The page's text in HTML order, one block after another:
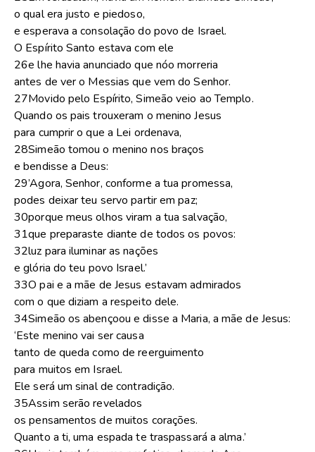
o qual era justo e piedoso,
e esperava a consolação do povo de Israel.
O Espírito Santo estava com ele
26e lhe havia anunciado que nóo morreria
antes de ver o Messias que vem do Senhor.
27Movido pelo Espírito, Simeão veio ao Templo.
Quando os pais trouxeram o menino Jesus
para cumprir o que a Lei ordenava,
28Simeão tomou o menino nos braços
e bendisse a Deus:
29’Agora, Senhor, conforme a tua promessa,
podes deixar teu servo partir em paz;
30porque meus olhos viram a tua salvação,
31que preparaste diante de todos os povos:
32luz para iluminar as nações
e glória do teu povo Israel.’
33O pai e a mãe de Jesus estavam admirados
com o que diziam a respeito dele.
34Simeão os abençoou e disse a Maria, a mãe de Jesus:
‘Este menino vai ser causa
tanto de queda como de reerguimento
para muitos em Israel.
Ele será um sinal de contradição.
35Assim serão revelados
os pensamentos de muitos corações.
Quanto a ti, uma espada te traspassará a alma.’